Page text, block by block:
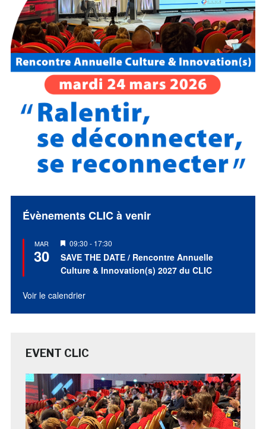
Évènements CLIC à venir
MAR
30
Mis
en
avant
09:30 - 17:30
SAVE THE DATE / Rencontre Annuelle
Culture & Innovation(s) 2027 du CLIC
Voir le calendrier
EVENT CLIC